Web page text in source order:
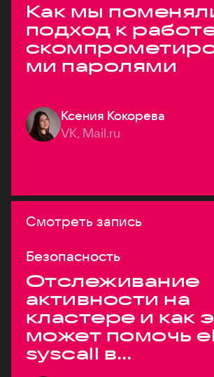
Как мы
подход к
ми паролями
Ксения Кокорева
VK, Mail.ru
Смотреть запись
Безопасность
Отслеживание
активности на
кластере и как
может помочь
syscall в